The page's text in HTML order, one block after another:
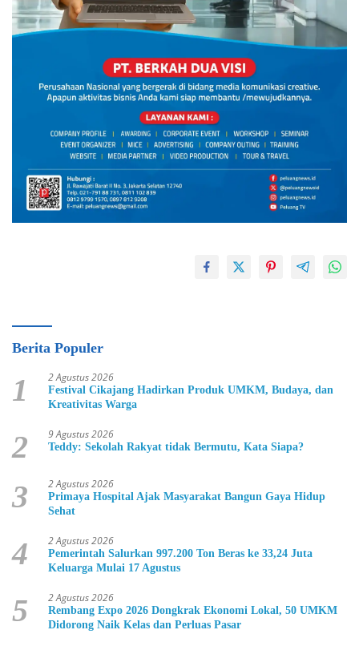
Berita Populer
1 2 Agustus 2026
Festival Cikajang Hadirkan Produk UMKM, Budaya, dan
Kreativitas Warga
2 9 Agustus 2026
Teddy: Sekolah Rakyat tidak Bermutu, Kata Siapa?
3 2 Agustus 2026
Primaya Hospital Ajak Masyarakat Bangun Gaya Hidup
Sehat
4 2 Agustus 2026
Pemerintah Salurkan 997.200 Ton Beras ke 33,24 Juta
Keluarga Mulai 17 Agustus
5 2 Agustus 2026
Rembang Expo 2026 Dongkrak Ekonomi Lokal, 50 UMKM
Didorong Naik Kelas dan Perluas Pasar